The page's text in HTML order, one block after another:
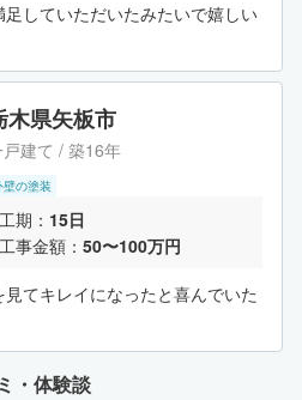
していただいたみたいで嬉しい
木県矢板市
建て / 築16年
壁の塗装
工期： 15日
工事金額： 50〜100万円
てキレイになったと喜んでいた
・体験談